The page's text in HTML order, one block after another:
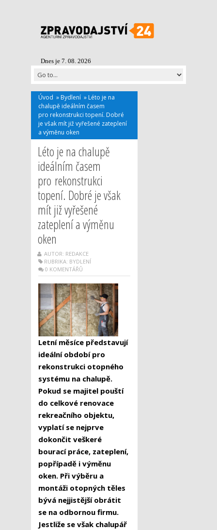
Dnes je 7. 08. 2026
Úvod » Bydlení » Léto je na
chalupě ideálním časem
pro rekonstrukci topení. Dobré
je však mít již vyřešené zateplení
a výměnu oken
Léto je na chalupě
ideálním časem
pro rekonstrukci
topení. Dobré je však
mít již vyřešené
zateplení a výměnu
oken
AUTOR: REDAKCE
RUBRIKA: BYDLENÍ
0 KOMENTÁŘŮ
Letní měsíce představují
ideální období pro
rekonstrukci otopného
systému na chalupě.
Pokud se majitel pouští
do celkové renovace
rekreačního objektu,
vyplatí se nejprve
dokončit veškeré
bourací práce, zateplení,
popřípadě i výměnu
oken. Při výběru a
montáži otopných těles
bývá nejjistější obrátit
se na odbornou firmu.
Jestliže se však chalupář